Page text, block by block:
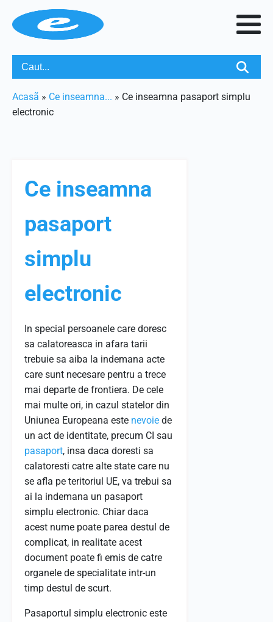
Acasã » Ce inseamna... » Ce inseamna pasaport simplu
electronic
Ce inseamna
pasaport
simplu
electronic
In special persoanele care doresc
sa calatoreasca in afara tarii
trebuie sa aiba la indemana acte
care sunt necesare pentru a trece
mai departe de frontiera. De cele
mai multe ori, in cazul statelor din
Uniunea Europeana este nevoie de
un act de identitate, precum CI sau
pasaport, insa daca doresti sa
calatoresti catre alte state care nu
se afla pe teritoriul UE, va trebui sa
ai la indemana un pasaport
simplu electronic. Chiar daca
acest nume poate parea destul de
complicat, in realitate acest
document poate fi emis de catre
organele de specialitate intr-un
timp destul de scurt.
Pasaportul simplu electronic este